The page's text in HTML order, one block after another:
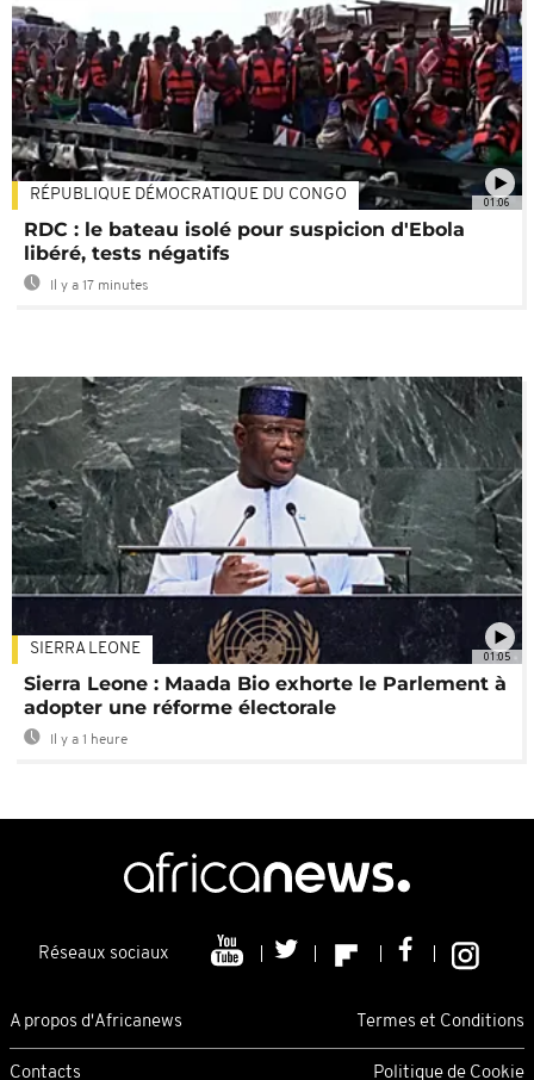
01:06
RÉPUBLIQUE DÉMOCRATIQUE DU CONGO
RDC : le bateau isolé pour suspicion d'Ebola
libéré, tests négatifs
Il y a 17 minutes
01:05
SIERRA LEONE
Sierra Leone : Maada Bio exhorte le Parlement à
adopter une réforme électorale
Il y a 1 heure
Réseaux sociaux
A propos d'Africanews Termes et Conditions
Contacts Politique de Cookie